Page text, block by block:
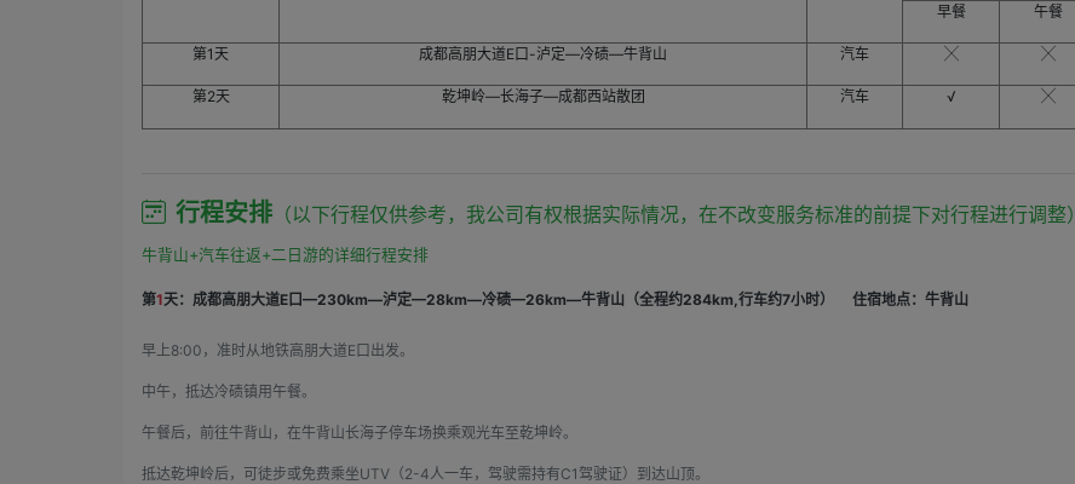
早餐
午餐
第1天 成都高朋大道E口-泸定—冷碛—牛背山 汽车 ╳ ╳
第2天 乾坤岭—长海子—成都西站散团 汽车 √ ╳
行程安排 （以下行程仅供参考，我公司有权根据实际情况，在不改变服务标准的前提下对行程进行调整）
牛背山+汽车往返+二日游的详细行程安排
第1天：成都高朋大道E口—230km—泸定—28km—冷碛—26km—牛背山（全程约284km,行车约7小时） 住宿地点：牛背山
早上8:00，准时从地铁高朋大道E口出发。
中午，抵达冷碛镇用午餐。
午餐后，前往牛背山，在牛背山长海子停车场换乘观光车至乾坤岭。
抵达乾坤岭后，可徒步或免费乘坐UTV（2-4人一车，驾驶需持有C1驾驶证）到达山顶。